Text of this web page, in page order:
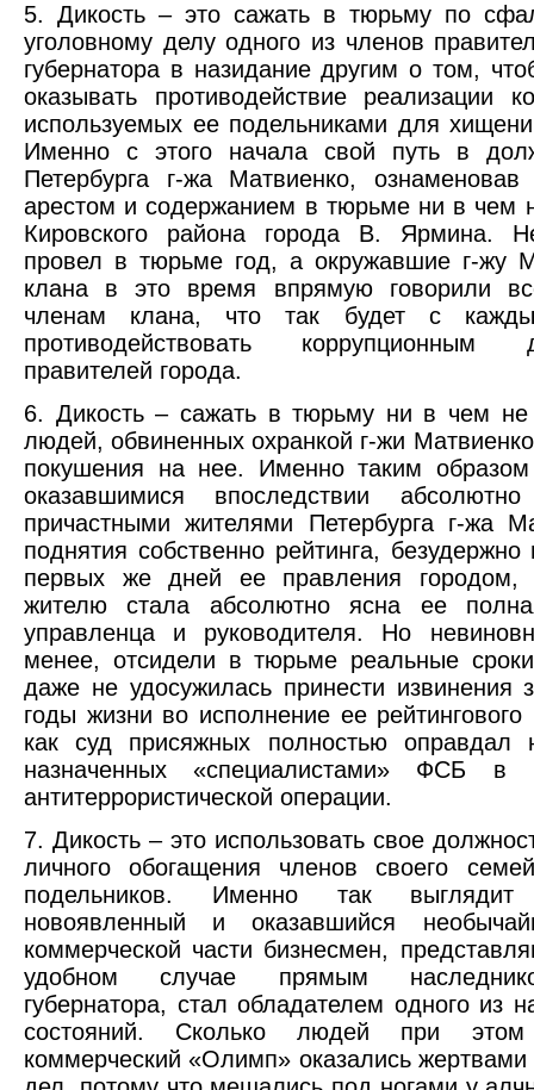
5. Дикость – это сажать в тюрьму по
уголовному делу одного из членов
губернатора в назидание другим о том,
оказывать противодействие реализации
используемых ее подельниками для
Именно с этого начала свой путь в
Петербурга г-жа Матвиенко,
арестом и содержанием в тюрьме ни в чем
Кировского района города В. Ярмина.
провел в тюрьме год, а окружавшие г-жу
клана в это время впрямую говорили
членам клана, что так будет с
противодействовать
правителей города.
6. Дикость – сажать в тюрьму ни в чем
людей, обвиненных охранкой г-жи
покушения на нее. Именно таким
оказавшимися впоследствии
причастными жителями Петербурга г-жа
поднятия собственно рейтинга,
первых же дней ее правления городом,
жителю стала абсолютно ясна ее
управленца и руководителя. Но
менее, отсидели в тюрьме реальные
даже не удосужилась принести извинения
годы жизни во исполнение ее рейтингового
как суд присяжных полностью оправдал
назначенных «специалистами» ФСБ в
антитеррористической операции.
7. Дикость – это использовать свое
личного обогащения членов своего
подельников. Именно так выглядит
новоявленный и оказавшийся
коммерческой части бизнесмен,
удобном случае прямым
губернатора, стал обладателем одного из
состояний. Сколько людей при
коммерческий «Олимп» оказались жертвами